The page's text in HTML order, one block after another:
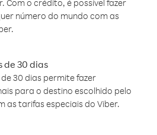
Com o crédito, é possível fazer
número do mundo com as
de 30 dias
30 dias permite fazer
para o destino escolhido pelo
as tarifas especiais do Viber.